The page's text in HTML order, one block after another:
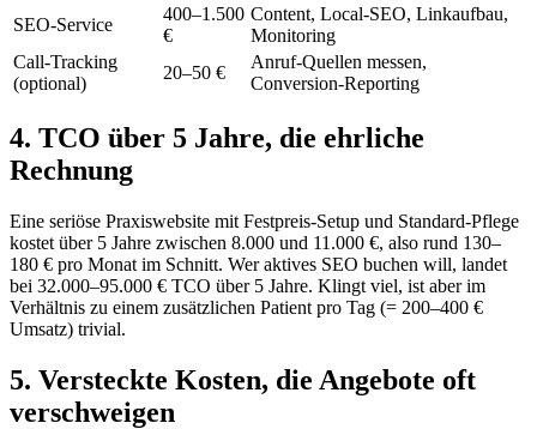
SEO-Service
400–1.500
€
Content, Local-SEO, Linkaufbau,
Monitoring
Call-Tracking
(optional)
20–50 €
Anruf-Quellen messen,
Conversion-Reporting
4. TCO über 5 Jahre, die ehrliche
Rechnung
Eine seriöse Praxiswebsite mit Festpreis-Setup und Standard-Pflege
kostet über 5 Jahre zwischen 8.000 und 11.000 €, also rund 130–
180 € pro Monat im Schnitt. Wer aktives SEO buchen will, landet
bei 32.000–95.000 € TCO über 5 Jahre. Klingt viel, ist aber im
Verhältnis zu einem zusätzlichen Patient pro Tag (= 200–400 €
Umsatz) trivial.
5. Versteckte Kosten, die Angebote oft
verschweigen